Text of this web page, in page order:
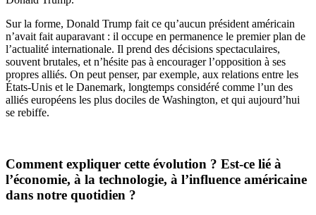
Sur la forme, Donald Trump fait ce qu’aucun président américain
n’avait fait auparavant : il occupe en permanence le premier plan de
l’actualité internationale. Il prend des décisions spectaculaires,
souvent brutales, et n’hésite pas à encourager l’opposition à ses
propres alliés. On peut penser, par exemple, aux relations entre les
États-Unis et le Danemark, longtemps considéré comme l’un des
alliés européens les plus dociles de Washington, et qui aujourd’hui
se rebiffe.
Comment expliquer cette évolution ? Est-ce lié à
l’économie, à la technologie, à l’influence américaine
dans notre quotidien ?